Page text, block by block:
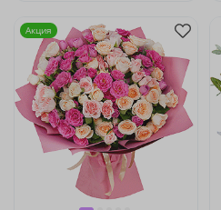
Акция